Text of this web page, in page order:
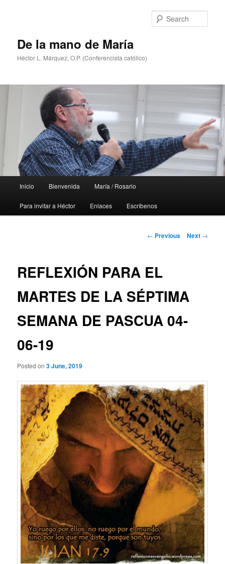
De la mano de María
Héctor L. Márquez, O.P. (Conferencista católico)
Inicio Bienvenida María / Rosario
Para invitar a Héctor Enlaces Escríbenos
Post
← Previous Next →
REFLEXIÓN PARA EL
MARTES DE LA SÉPTIMA
SEMANA DE PASCUA 04-
06-19
Posted on3 June, 2019